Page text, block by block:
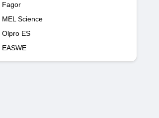
Fagor
MEL Science
Olpro ES
EASWE